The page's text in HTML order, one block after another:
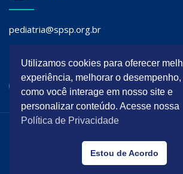
pediatria@spsp.org.br
SIGA A SPSP:
Todos os direitos reservados. É permitida
conteúdo desta página desde que
Utilizamos cookies para oferecer
experiência, melhorar o
como você interage em nosso site e
personalizar conteúdo. Acesse nossa
Política de Privacidade
Estou de Acordo